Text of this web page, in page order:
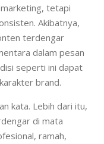
tetapi
Akibatnya,
terdengar
dalam pesan
seperti ini dapat
brand.
kata. Lebih dari itu,
di mata
ramah,